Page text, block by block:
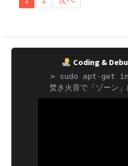
稿
ペ
Coding &
> sudo apt-get
焚き火音で「ゾーン